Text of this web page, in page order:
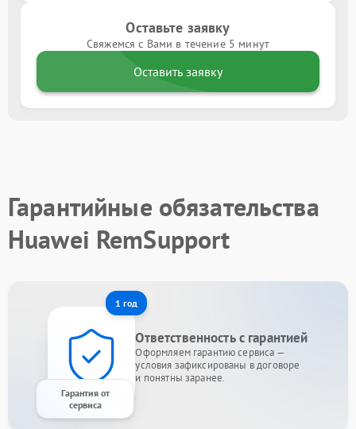
Оставьте заявку
Свяжемся с Вами в течение 5 минут
Оставить заявку
Гарантийные обязательства
Huawei RemSupport
1 год
Гарантия от
сервиса
Ответственность с гарантией
Оформляем гарантию сервиса —
условия зафиксированы в договоре
и понятны заранее.